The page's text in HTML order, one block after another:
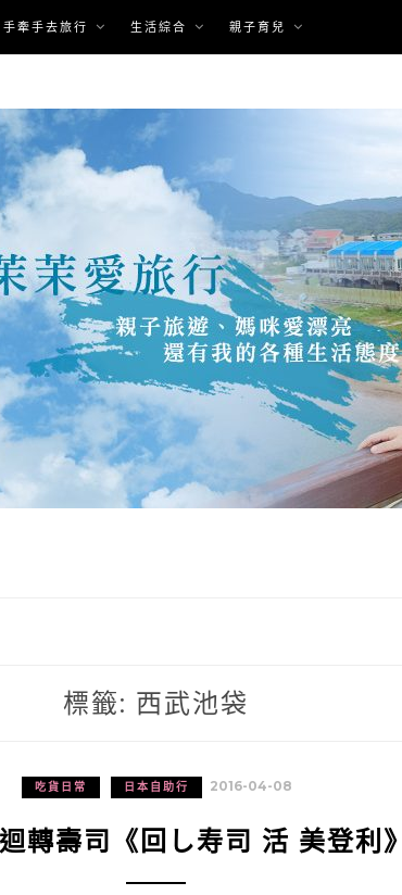
手牽手去旅行 生活綜合 親子育兒
標籤: 西武池袋
吃貨日常 日本自助行 2016-04-08
轉壽司《回し寿司 活 美登利